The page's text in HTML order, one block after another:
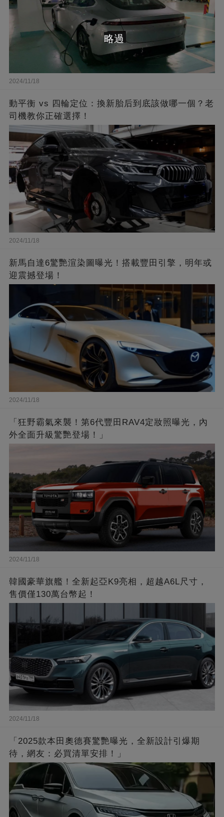
2024/11/18
動平衡 vs 四輪定位：換新胎后到底該做哪一個？老
司機教你正確選擇！
2024/11/18
新馬自達6驚艷渲染圖曝光！搭載豐田引擎，明年或
迎震撼登場！
2024/11/18
「狂野霸氣來襲！第6代豐田RAV4定妝照曝光，內
外全面升級驚艷登場！」
2024/11/18
韓國豪華旗艦！全新起亞K9亮相，超越A6L尺寸，
售價僅130萬台幣起！
2024/11/18
「2025款本田奧德賽驚艷曝光，全新設計引爆期
待，網友：必買清單安排！」
略過